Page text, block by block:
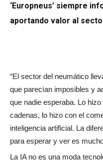
‘Europneus’ siempre
aportando valor al
“El sector del neumático
que parecían imposibles y
que nadie esperaba. Lo
cadenas, lo hizo con el
inteligencia artificial. La
para esperar y ver es
La IA no es una moda